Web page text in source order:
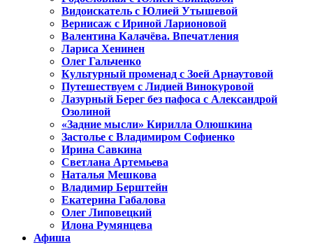
Видоискатель с Юлией Утышевой
Вернисаж с Ириной Ларионовой
Валентина Калачёва. Впечатления
Лариса Хенинен
Олег Гальченко
Культурный променад с Зоей Арнаутовой
Путешествуем с Лидией Винокуровой
Лазурный Берег без пафоса с Александрой
Озолиной
«Задние мысли» Кирилла Олюшкина
Застолье с Владимиром Софиенко
Ирина Савкина
Светлана Артемьева
Наталья Мешкова
Владимир Берштейн
Екатерина Габалова
Олег Липовецкий
Илона Румянцева
Афиша